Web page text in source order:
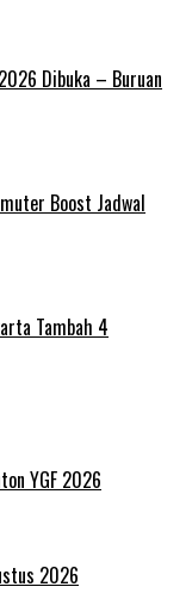
Dibuka – Buruan
Boost Jadwal
Tambah 4
YGF 2026
2026